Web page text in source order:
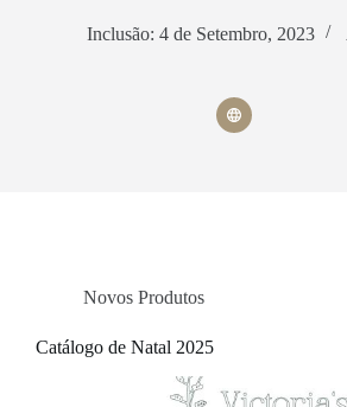
Inclusão: 4 de Setembro, 2023
Novos Produtos
Catálogo de Natal 2025